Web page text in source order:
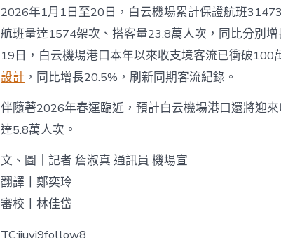
2026年1月1日至20日，白云機場累計保證航班
航班量達1574架次、搭客量23.8萬人次，同比分別
19日，白云機場港口本年以來收支境客流已衝破100
設計 ，同比增長20.5%，刷新同期客流紀錄。
伴隨著2026年春運臨近，預計白云機場港口還將迎
達5.8萬人次。
文、圖｜記者 詹淑真 通訊員 機場宣
翻譯丨鄭奕玲
審校丨林佳岱